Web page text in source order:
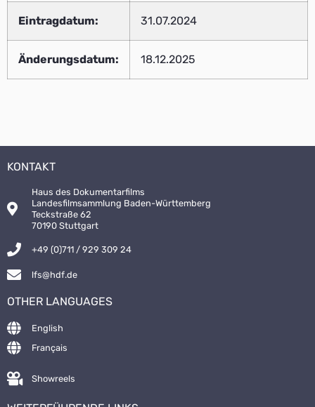
Eintragdatum: 31.07.2024
Änderungsdatum: 18.12.2025
KONTAKT
Haus des Dokumentarfilms
Landesfilmsammlung Baden-Württemberg
Teckstraße 62
70190 Stuttgart
+49 (0)711 / 929 309 24
lfs@hdf.de
OTHER LANGUAGES
English
Français
Showreels